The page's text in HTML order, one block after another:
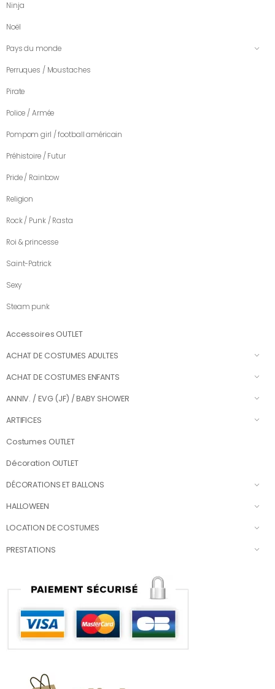
Ninja
Noël
Pays du monde
Perruques / Moustaches
Pirate
Police / Armée
Pompom girl / football américain
Préhistoire / Futur
Pride / Rainbow
Religion
Rock / Punk / Rasta
Roi & princesse
Saint-Patrick
Sexy
Steam punk
Accessoires OUTLET
ACHAT DE COSTUMES ADULTES
ACHAT DE COSTUMES ENFANTS
ANNIV. / EVG (JF) / BABY SHOWER
ARTIFICES
Costumes OUTLET
Décoration OUTLET
DÉCORATIONS ET BALLONS
HALLOWEEN
LOCATION DE COSTUMES
PRESTATIONS